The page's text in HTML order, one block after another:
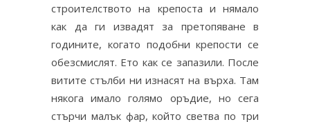
строителството на крепоста и нямало
как да ги извадят за претопяване в
годините, когато подобни крепости се
обезсмислят. Ето как се запазили. После
витите стълби ни изнасят на върха. Там
някога имало голямо оръдие, но сега
стърчи малък фар, който светва по три